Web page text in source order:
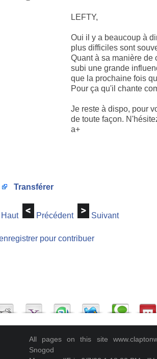
LEFTY,
Oui il y a beaucoup à
plus difficiles sont
Quant à sa manière de
subi une grande
que la prochaine fois
Pour ça qu'il chante
Je reste à dispo, pour
de toute façon.
a+
Transférer
Haut Précédent Suivant
pour contribuer
All pages on this site
Snogod